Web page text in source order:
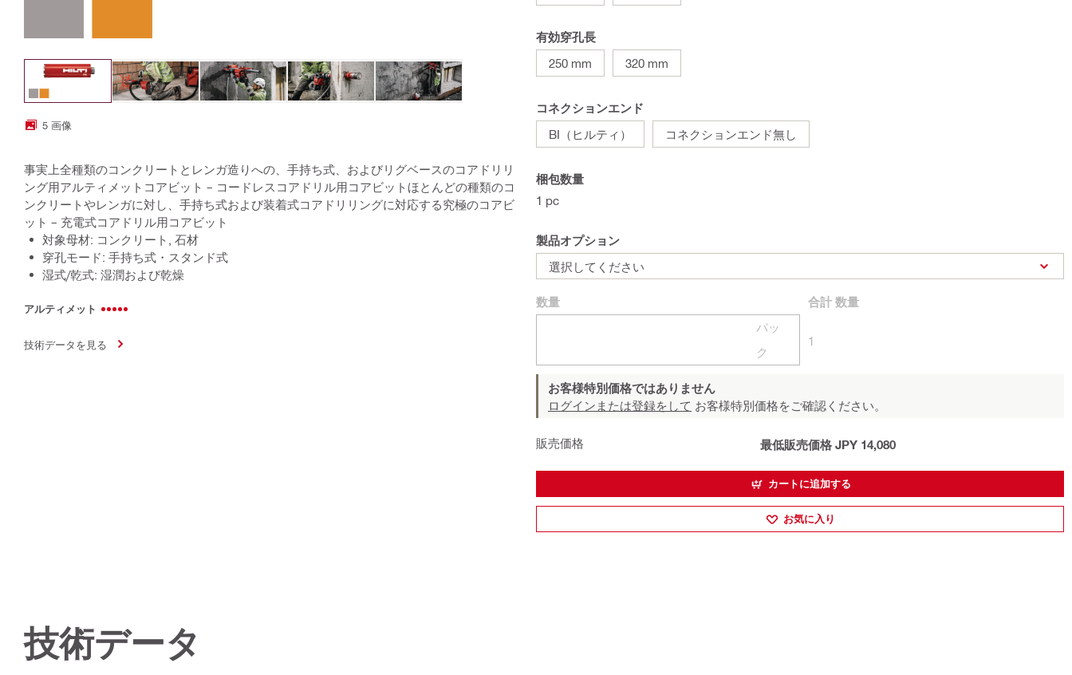
5 画像
事実上全種類のコンクリートとレンガ造りへの、手持ち式、およびリグベースのコアドリリ
ング用アルティメットコアビット – コードレスコアドリル用コアビットほとんどの種類のコ
ンクリートやレンガに対し、手持ち式および装着式コアドリリングに対応する究極のコアビ
ット – 充電式コアドリル用コアビット
対象母材: コンクリート, 石材
穿孔モード: 手持ち式・スタンド式
湿式/乾式: 湿潤および乾燥
アルティメット
技術データを見る
有効穿孔長
250 mm
320 mm
コネクションエンド
BI（ヒルティ）
コネクションエンド無し
梱包数量
1 pc
製品オプション
選択してください
数量
パッ
ク
合計 数量
1
お客様特別価格ではありません
ログインまたは登録をして お客様特別価格をご確認ください。
販売価格 最低販売価格 JPY 14,080
カートに追加する
お気に入り
技術データ